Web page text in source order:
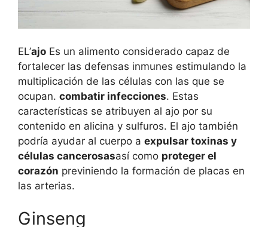
EL’ajo Es un alimento considerado capaz de
fortalecer las defensas inmunes estimulando la
multiplicación de las células con las que se
ocupan. combatir infecciones. Estas
características se atribuyen al ajo por su
contenido en alicina y sulfuros. El ajo también
podría ayudar al cuerpo a expulsar toxinas y
células cancerosasasí como proteger el
corazón previniendo la formación de placas en
las arterias.
Ginseng